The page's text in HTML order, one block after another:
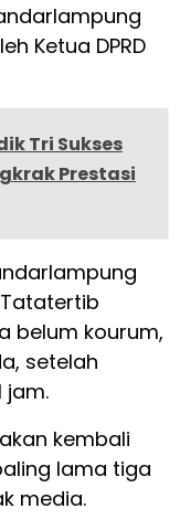
Ketua DPRD
Tri Sukses
Prestasi
belum kourum,
setelah
jam.
kembali
lama tiga
media.